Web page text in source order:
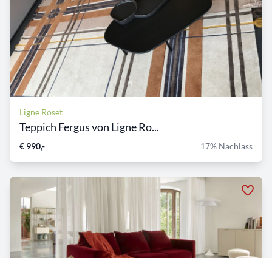
Ligne Roset
Teppich Fergus von Ligne Ro...
€ 990,- 17% Nachlass